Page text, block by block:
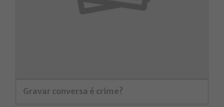
Gravar conversa é crime?